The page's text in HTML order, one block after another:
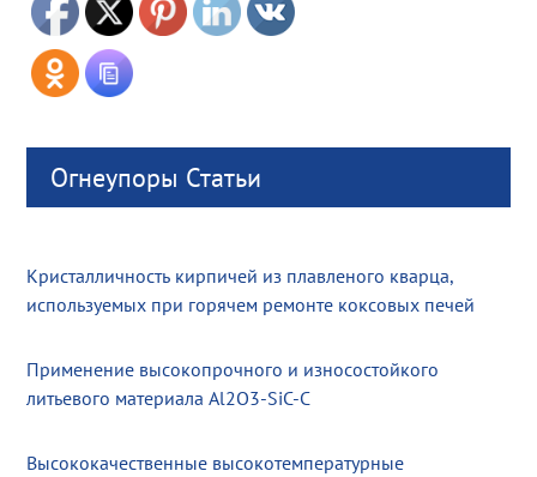
Огнеупоры Статьи
Кристалличность кирпичей из плавленого кварца,
используемых при горячем ремонте коксовых печей
Применение высокопрочного и износостойкого
литьевого материала Al2O3-SiC-C
Высококачественные высокотемпературные